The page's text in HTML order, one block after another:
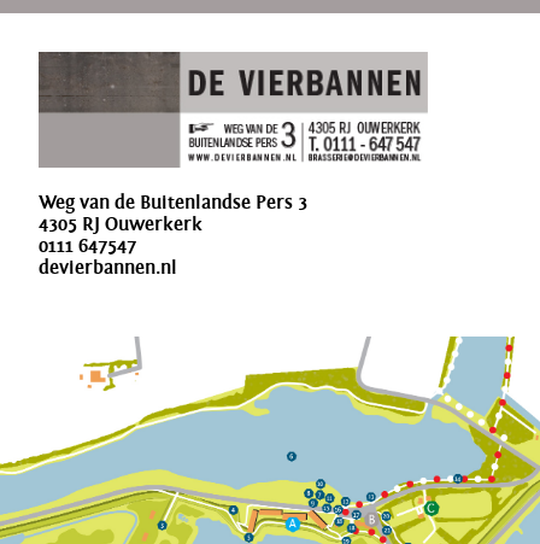
Weg van de Buitenlandse Pers 3
4305 RJ Ouwerkerk
0111 647547
devierbannen.nl